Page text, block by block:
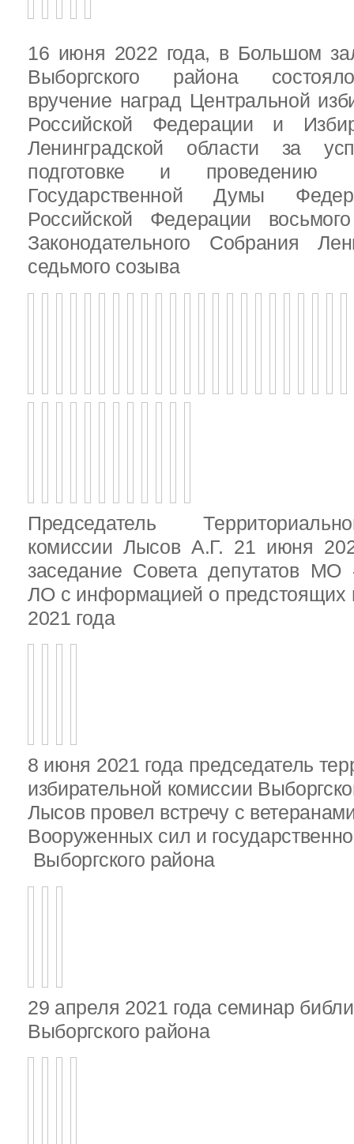
16 июня 2022 года, в Большом
Выборгского района
вручение наград Центральной
Российской Федерации и
Ленинградской области за
подготовке и проведению
Государственной Думы
Российской Федерации
Законодательного Собрания
седьмого созыва
Председатель
комиссии Лысов А.Г. 21 июня
заседание Совета депутатов МО
ЛО с информацией о предстоящих
2021 года
8 июня 2021 года председатель
избирательной комиссии
Лысов провел встречу с
Вооруженных сил и
Выборгского района
29 апреля 2021 года семинар
Выборгского района